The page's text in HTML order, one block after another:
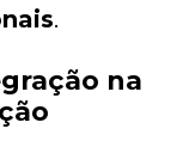
.
na